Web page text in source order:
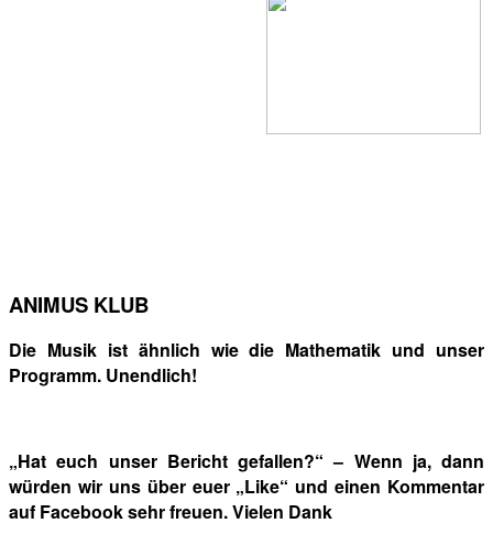
ANIMUS KLUB
Die Musik ist ähnlich wie die Mathematik und unser
Programm. Unendlich!
„Hat euch unser Bericht gefallen?“ – Wenn ja, dann
würden wir uns über euer „Like“ und einen Kommentar
auf Facebook sehr freuen. Vielen Dank